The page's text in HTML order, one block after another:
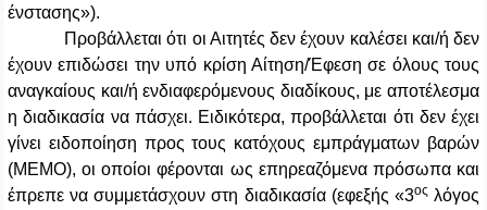
ένστασης»).
Προβάλλεται ότι οι Αιτητές δεν έχουν καλέσει και/ή δεν
έχουν επιδώσει την υπό κρίση Αίτηση/Έφεση σε όλους τους
αναγκαίους και/ή ενδιαφερόμενους διαδίκους, με αποτέλεσμα
η διαδικασία να πάσχει. Ειδικότερα, προβάλλεται ότι δεν έχει
γίνει ειδοποίηση προς τους κατόχους εμπράγματων βαρών
(ΜΕΜΟ), οι οποίοι φέρονται ως επηρεαζόμενα πρόσωπα και
έπρεπε να συμμετάσχουν στη διαδικασία (εφεξής «3οςλόγος